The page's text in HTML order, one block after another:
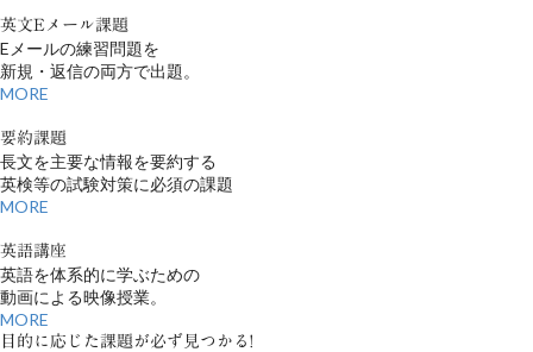
英文Eメール課題
Eメールの練習問題を
新規・返信の両方で出題。
MORE
要約課題
長文を主要な情報を要約する
英検等の試験対策に必須の課題
MORE
英語講座
英語を体系的に学ぶための
動画による映像授業。
MORE
目的に応じた課題が必ず見つかる!